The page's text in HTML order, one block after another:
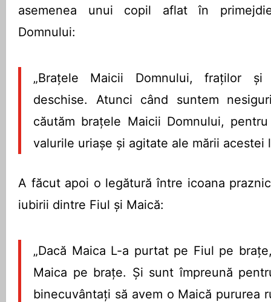
asemenea unui copil aflat în
Domnului:
„Brațele Maicii Domnului, fraților
deschise. Atunci când suntem
căutăm brațele Maicii Domnului,
valurile uriașe și agitate ale mării acestei
A făcut apoi o legătură între icoana
iubirii dintre Fiul și Maică:
„Dacă Maica L-a purtat pe Fiul pe
Maica pe brațe. Și sunt împreună
binecuvântați să avem o Maică pururea